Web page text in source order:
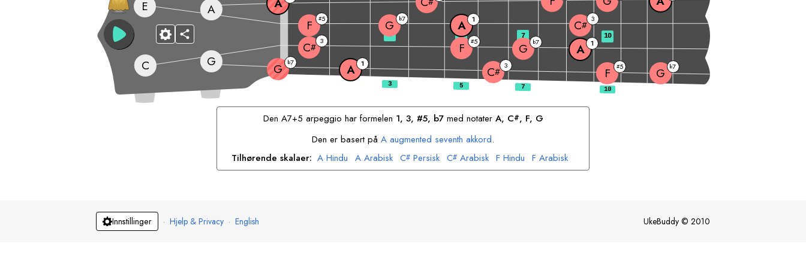
G G b7 A 1
C# 3 F #5 G b7
C
C# 3 F #5 G b7 A 1
E
F
#5 G b7 A 1 C# 3
A
3 5 7 10
Den A7+5 arpeggio har formelen 1, 3, #5, b7med notater A, C#, F, G
Den er basert på A augmented seventh akkord.
Tilhørende skalaer: A Hindu A Arabisk C# Persisk C# Arabisk F Hindu F Arabisk
G Arabisk G Sigøyner
Innstillinger · Hjelp & Privacy · English UkeBuddy © 2010